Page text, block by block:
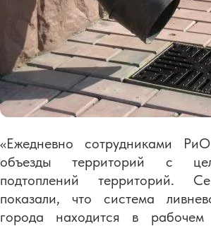
​«Ежедневно сотрудниками
объезды территорий с
подтоплений территорий.
показали, что система
города находится в рабочем